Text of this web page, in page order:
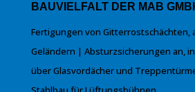
BAUVIELFALT DER MAB
Fertigungen von Gitterrostschächten,
Geländern | Absturzsicherungen an,
über Glasvordächer und